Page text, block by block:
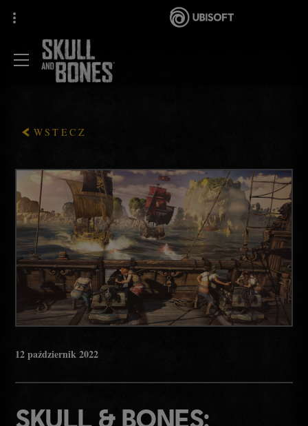
WSTECZ
12 październik 2022
SKULL & BONES: